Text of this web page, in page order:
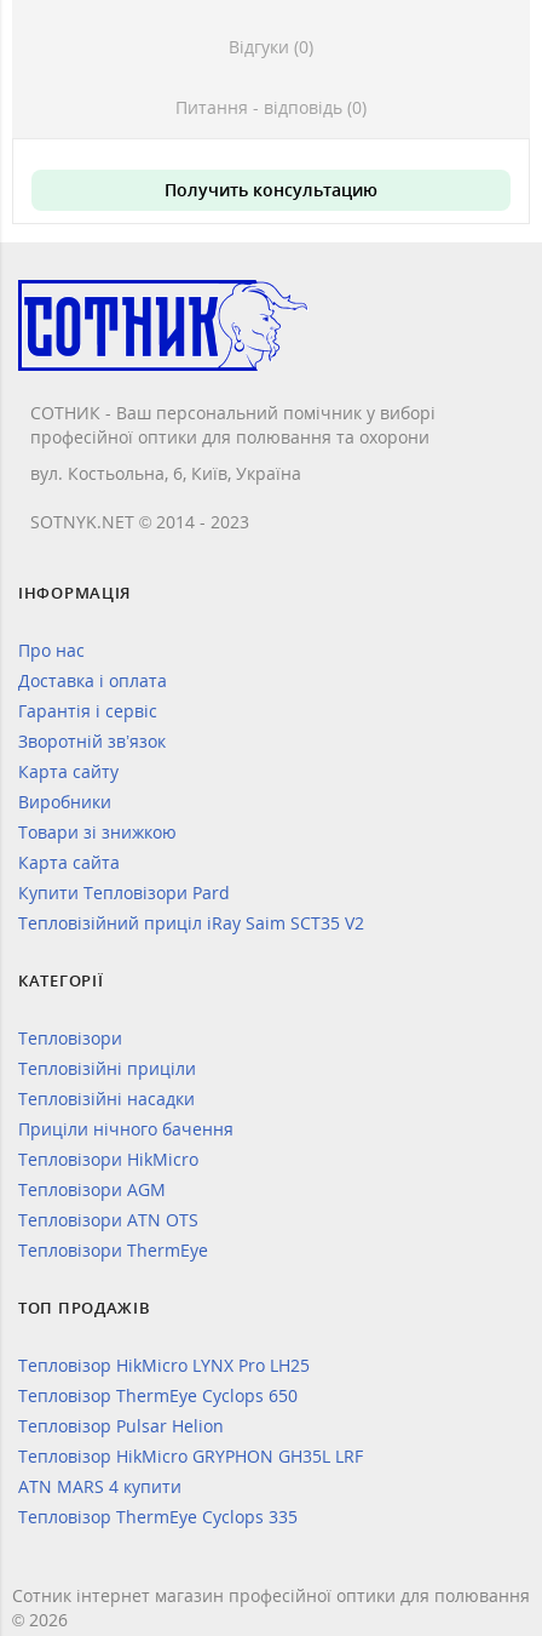
Відгуки (0)
Питання - відповідь (0)
Получить консультацию
СОТНИК - Ваш персональний помічник у виборі
професійної оптики для полювання та охорони
вул. Костьольна, 6, Київ, Україна
SOTNYK.NET © 2014 - 2023
ІНФОРМАЦІЯ
Про нас
Доставка і оплата
Гарантія і сервіс
Зворотній зв’язок
Карта сайту
Виробники
Товари зі знижкою
Карта сайта
Купити Тепловізори Pard
Тепловізійний приціл iRay Saim SCT35 V2
КАТЕГОРІЇ
Тепловізори
Тепловізійні приціли
Тепловізійні насадки
Приціли нічного бачення
Тепловізори HikMicro
Тепловізори AGM
Тепловізори ATN OTS
Тепловізори ThermEye
ТОП ПРОДАЖІВ
Тепловізор HikMicro LYNX Pro LH25
Тепловізор ThermEye Cyclops 650
Тепловізор Pulsar Helion
Тепловізор HikMicro GRYPHON GH35L LRF
ATN MARS 4 купити
Тепловізор ThermEye Cyclops 335
Сотник інтернет магазин професійної оптики для полювання
© 2026